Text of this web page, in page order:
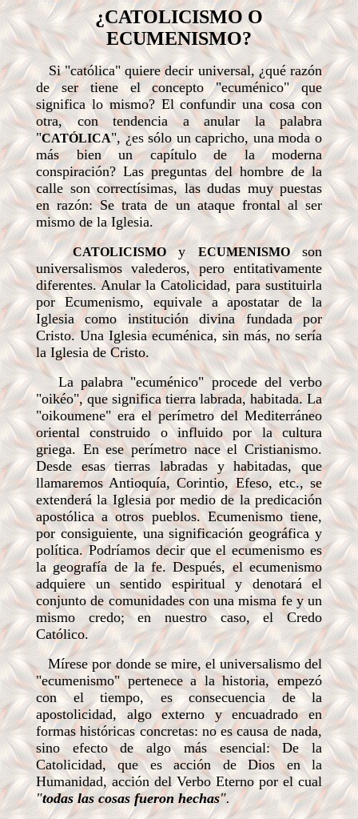
¿CATOLICISMO O
ECUMENISMO?
Si "católica" quiere decir universal, ¿qué razón
de ser tiene el concepto "ecuménico" que
significa lo mismo? El confundir una cosa con
otra, con tendencia a anular la palabra
"CATÓLICA", ¿es sólo un capricho, una moda o
más bien un capítulo de la moderna
conspiración? Las preguntas del hombre de la
calle son correctísimas, las dudas muy puestas
en razón: Se trata de un ataque frontal al ser
mismo de la Iglesia.
CATOLICISMO y ECUMENISMOson
universalismos valederos, pero entitativamente
diferentes. Anular la Catolicidad, para sustituirla
por Ecumenismo, equivale a apostatar de la
Iglesia como institución divina fundada por
Cristo. Una Iglesia ecuménica, sin más, no sería
la Iglesia de Cristo.
La palabra "ecuménico" procede del verbo
"oikéo", que significa tierra labrada, habitada. La
"oikoumene" era el perímetro del Mediterráneo
oriental construido o influido por la cultura
griega. En ese perímetro nace el Cristianismo.
Desde esas tierras labradas y habitadas, que
llamaremos Antioquía, Corintio, Efeso, etc., se
extenderá la Iglesia por medio de la predicación
apostólica a otros pueblos. Ecumenismo tiene,
por consiguiente, una significación geográfica y
política. Podríamos decir que el ecumenismo es
la geografía de la fe. Después, el ecumenismo
adquiere un sentido espiritual y denotará el
conjunto de comunidades con una misma fe y un
mismo credo; en nuestro caso, el Credo
Católico.
Mírese por donde se mire, el universalismo del
"ecumenismo" pertenece a la historia, empezó
con el tiempo, es consecuencia de la
apostolicidad, algo externo y encuadrado en
formas históricas concretas: no es causa de nada,
sino efecto de algo más esencial: De la
Catolicidad, que es acción de Dios en la
Humanidad, acción del Verbo Eterno por el cual
"todas las cosas fueron hechas".